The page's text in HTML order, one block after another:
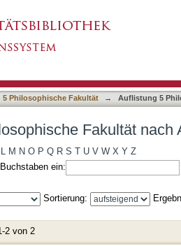
5 Philosophische Fakultät → Auflistung 5
Fakultät nach
L M N O P Q R S T U V W X Y Z
ein:
Sortierung:
2 von 2